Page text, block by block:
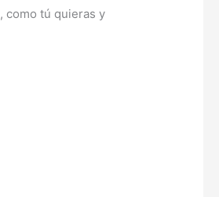
, como tú quieras y